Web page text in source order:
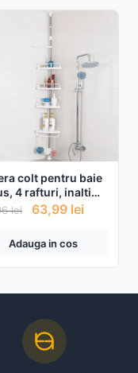
colt pentru baie
4 rafturi, inaltime
, montare pe
lei 63,99 lei
Adauga in cos